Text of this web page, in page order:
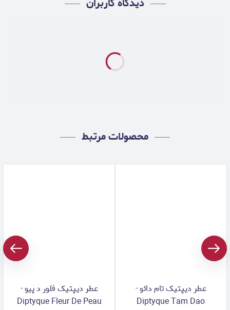
دیدگاه کاربران
محصولات مرتبط
عطر دیپتیک تام دائو -
Diptyque Tam Dao
عطر دیپتیک فلور د پیو -
Diptyque Fleur De Peau